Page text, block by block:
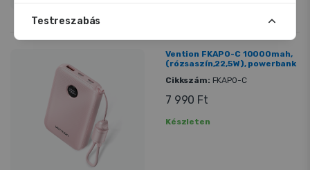
Vention FKAP0-C 10000mah,
(rózsaszín,22,5W), powerbank
Cikkszám: FKAP0-C
7 990 Ft
Készleten
Testreszabás